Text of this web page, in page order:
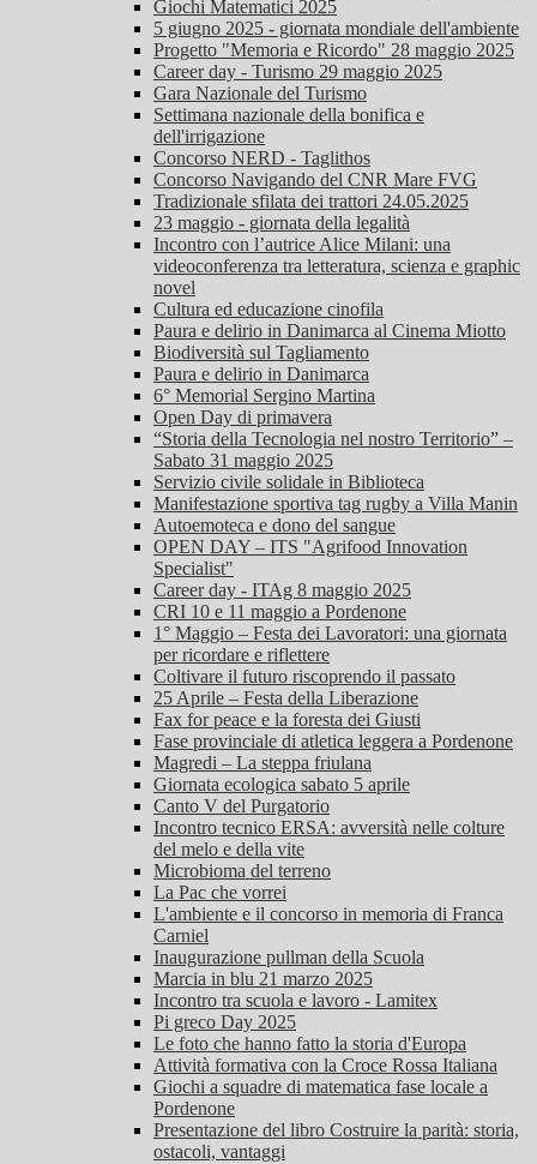
Giochi Matematici 2025
5 giugno 2025 - giornata mondiale dell'ambiente
Progetto "Memoria e Ricordo" 28 maggio 2025
Career day - Turismo 29 maggio 2025
Gara Nazionale del Turismo
Settimana nazionale della bonifica e
dell'irrigazione
Concorso NERD - Taglithos
Concorso Navigando del CNR Mare FVG
Tradizionale sfilata dei trattori 24.05.2025
23 maggio - giornata della legalità
Incontro con l’autrice Alice Milani: una
videoconferenza tra letteratura, scienza e graphic
novel
Cultura ed educazione cinofila
Paura e delirio in Danimarca al Cinema Miotto
Biodiversità sul Tagliamento
Paura e delirio in Danimarca
6° Memorial Sergino Martina
Open Day di primavera
“Storia della Tecnologia nel nostro Territorio” –
Sabato 31 maggio 2025
Servizio civile solidale in Biblioteca
Manifestazione sportiva tag rugby a Villa Manin
Autoemoteca e dono del sangue
OPEN DAY – ITS "Agrifood Innovation
Specialist"
Career day - ITAg 8 maggio 2025
CRI 10 e 11 maggio a Pordenone
1° Maggio – Festa dei Lavoratori: una giornata
per ricordare e riflettere
Coltivare il futuro riscoprendo il passato
25 Aprile – Festa della Liberazione
Fax for peace e la foresta dei Giusti
Fase provinciale di atletica leggera a Pordenone
Magredi – La steppa friulana
Giornata ecologica sabato 5 aprile
Canto V del Purgatorio
Incontro tecnico ERSA: avversità nelle colture
del melo e della vite
Microbioma del terreno
La Pac che vorrei
L'ambiente e il concorso in memoria di Franca
Carniel
Inaugurazione pullman della Scuola
Marcia in blu 21 marzo 2025
Incontro tra scuola e lavoro - Lamitex
Pi greco Day 2025
Le foto che hanno fatto la storia d'Europa
Attività formativa con la Croce Rossa Italiana
Giochi a squadre di matematica fase locale a
Pordenone
Presentazione del libro Costruire la parità: storia,
ostacoli, vantaggi